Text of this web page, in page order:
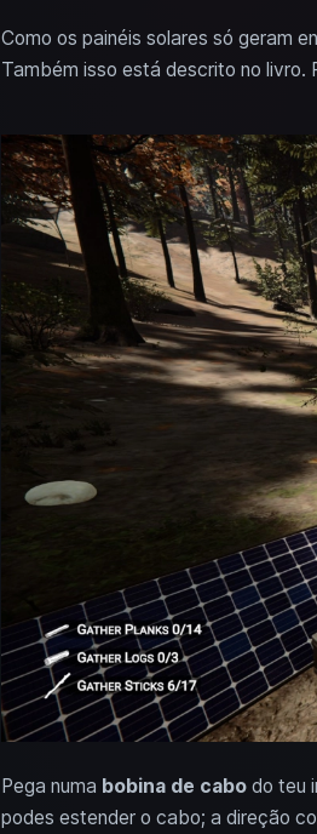
Como os painéis solares só geram
Também isso está descrito no livro.
Pega numa bobina de cabodo teu
podes estender o cabo; a direção